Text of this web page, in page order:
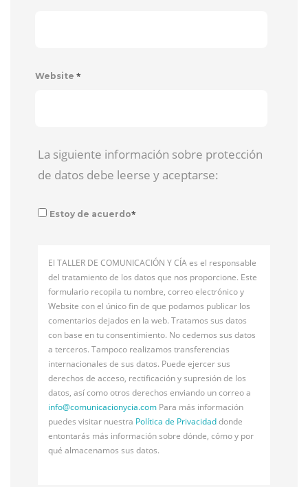
Website *
La siguiente información sobre protección
de datos debe leerse y aceptarse:
Estoy de acuerdo*
El TALLER DE COMUNICACIÓN Y CÍA es el responsable
del tratamiento de los datos que nos proporcione. Este
formulario recopila tu nombre, correo electrónico y
Website con el único fin de que podamos publicar los
comentarios dejados en la web. Tratamos sus datos
con base en tu consentimiento. No cedemos sus datos
a terceros. Tampoco realizamos transferencias
internacionales de sus datos. Puede ejercer sus
derechos de acceso, rectificación y supresión de los
datos, así como otros derechos enviando un correo a
info@comunicacionycia.com Para más información
puedes visitar nuestra Política de Privacidaddonde
entontarás más información sobre dónde, cómo y por
qué almacenamos sus datos.